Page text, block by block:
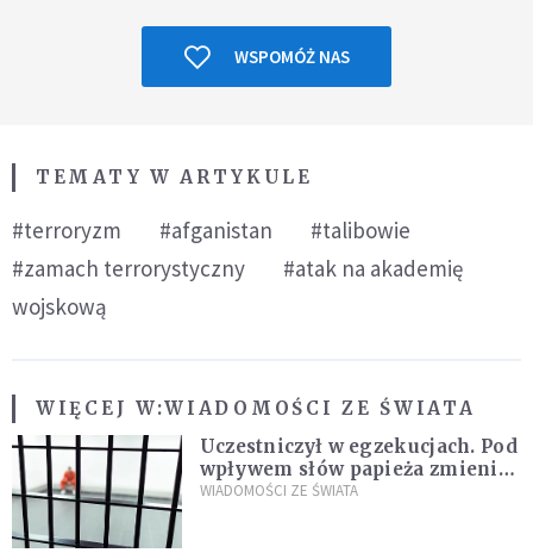
WSPOMÓŻ NAS
TEMATY W ARTYKULE
#terroryzm #afganistan
#talibowie
#zamach terrorystyczny
#atak na akademię
wojskową
WIĘCEJ W:WIADOMOŚCI ZE ŚWIATA
Uczestniczył w egzekucjach. Pod
wpływem słów papieża zmienił
zdanie
WIADOMOŚCI ZE ŚWIATA